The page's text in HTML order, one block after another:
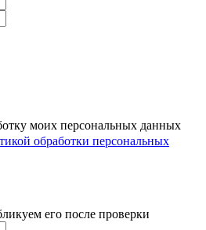
моих персональных данных
обработки персональных
его после проверки